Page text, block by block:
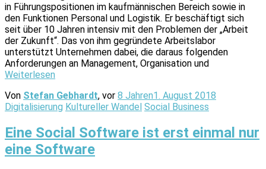
in Führungspositionen im kaufmännischen Bereich sowie in
den Funktionen Personal und Logistik. Er beschäftigt sich
seit über 10 Jahren intensiv mit den Problemen der „Arbeit
der Zukunft“. Das von ihm gegründete Arbeitslabor
unterstützt Unternehmen dabei, die daraus folgenden
Anforderungen an Management, Organisation und
Weiterlesen
Von Stefan Gebhardt, vor 8 Jahren1. August 2018
Digitalisierung Kultureller Wandel Social Business
Eine Social Software ist erst einmal nur
eine Software